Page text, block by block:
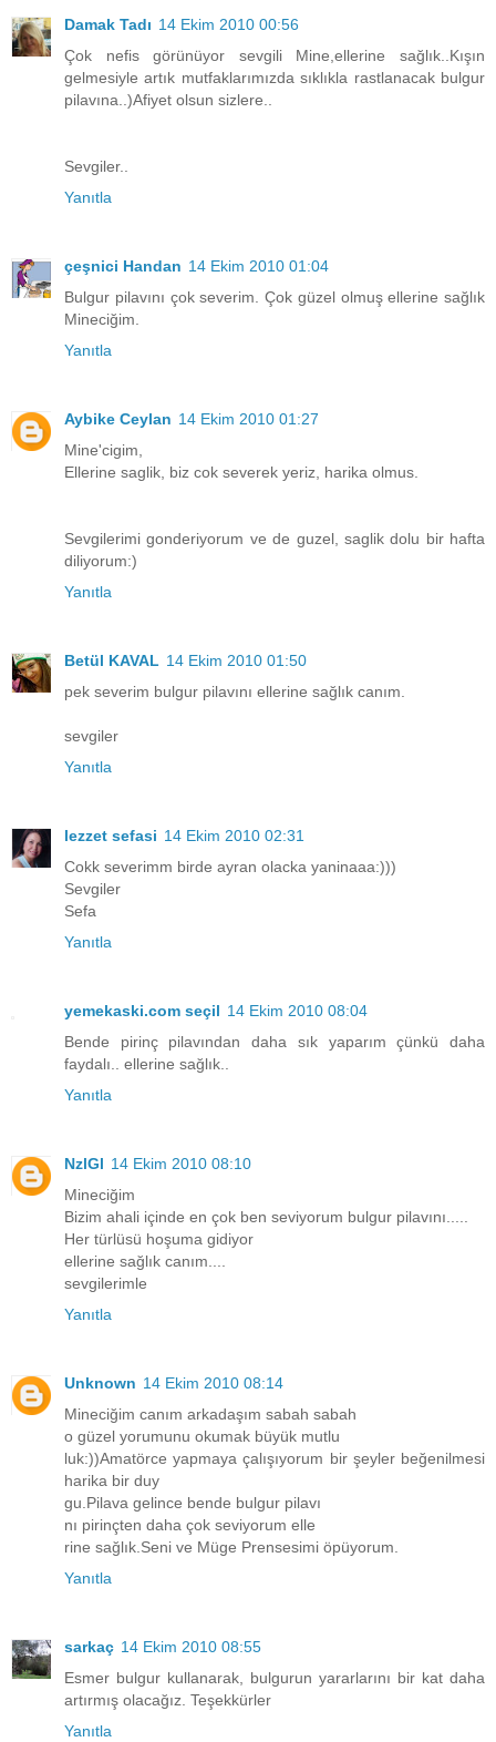
Damak Tadı 14 Ekim 2010 00:56
Çok nefis görünüyor sevgili Mine,ellerine sağlık..Kışın
gelmesiyle artık mutfaklarımızda sıklıkla rastlanacak bulgur
pilavına..)Afiyet olsun sizlere..
Sevgiler..
Yanıtla
çeşnici Handan 14 Ekim 2010 01:04
Bulgur pilavını çok severim. Çok güzel olmuş ellerine sağlık
Mineciğim.
Yanıtla
Aybike Ceylan 14 Ekim 2010 01:27
Mine'cigim,
Ellerine saglik, biz cok severek yeriz, harika olmus.
Sevgilerimi gonderiyorum ve de guzel, saglik dolu bir hafta
diliyorum:)
Yanıtla
Betül KAVAL 14 Ekim 2010 01:50
pek severim bulgur pilavını ellerine sağlık canım.
sevgiler
Yanıtla
lezzet sefasi 14 Ekim 2010 02:31
Cokk severimm birde ayran olacka yaninaaa:)))
Sevgiler
Sefa
Yanıtla
yemekaski.com seçil 14 Ekim 2010 08:04
Bende pirinç pilavından daha sık yaparım çünkü daha
faydalı.. ellerine sağlık..
Yanıtla
NzlGl 14 Ekim 2010 08:10
Mineciğim
Bizim ahali içinde en çok ben seviyorum bulgur pilavını.....
Her türlüsü hoşuma gidiyor
ellerine sağlık canım....
sevgilerimle
Yanıtla
Unknown 14 Ekim 2010 08:14
Mineciğim canım arkadaşım sabah sabah
o güzel yorumunu okumak büyük mutlu
luk:))Amatörce yapmaya çalışıyorum bir şeyler beğenilmesi
harika bir duy
gu.Pilava gelince bende bulgur pilavı
nı pirinçten daha çok seviyorum elle
rine sağlık.Seni ve Müge Prensesimi öpüyorum.
Yanıtla
sarkaç 14 Ekim 2010 08:55
Esmer bulgur kullanarak, bulgurun yararlarını bir kat daha
artırmış olacağız. Teşekkürler
Yanıtla